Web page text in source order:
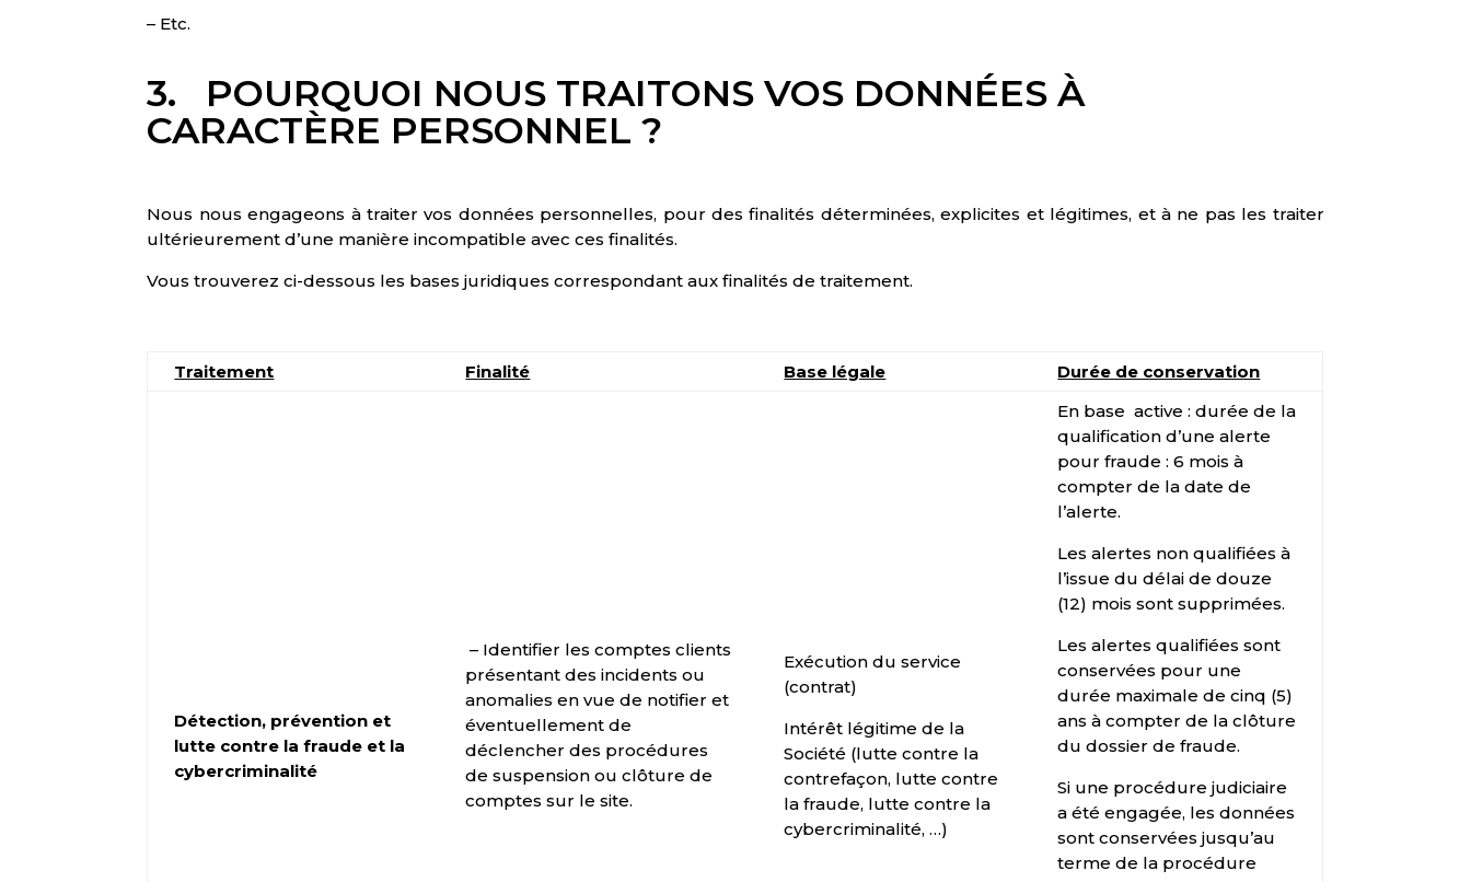
– Etc.
3. POURQUOI NOUS TRAITONS VOS DONNÉES À
CARACTÈRE PERSONNEL ?
Nous nous engageons à traiter vos données personnelles, pour des finalités déterminées, explicites et légitimes, et à ne pas les traiter
ultérieurement d’une manière incompatible avec ces finalités.
Vous trouverez ci-dessous les bases juridiques correspondant aux finalités de traitement.
Traitement Finalité Base légale Durée de conservation
Détection, prévention et
lutte contre la fraude et la
cybercriminalité
– Identifier les comptes clients
présentant des incidents ou
anomalies en vue de notifier et
éventuellement de
déclencher des procédures
de suspension ou clôture de
comptes sur le site.
Exécution du service
(contrat)
Intérêt légitime de la
Société (lutte contre la
contrefaçon, lutte contre
la fraude, lutte contre la
cybercriminalité, …)
En base active : durée de la
qualification d’une alerte
pour fraude : 6 mois à
compter de la date de
l’alerte.
Les alertes non qualifiées à
l’issue du délai de douze
(12) mois sont supprimées.
Les alertes qualifiées sont
conservées pour une
durée maximale de cinq (5)
ans à compter de la clôture
du dossier de fraude.
Si une procédure judiciaire
a été engagée, les données
sont conservées jusqu’au
terme de la procédure